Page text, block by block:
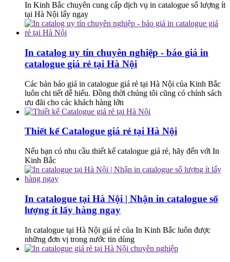
In Kinh Bắc chuyên cung cấp dịch vụ in catalogue số lượng ít
tại Hà Nội lấy ngay
In catalog uy tín chuyên nghiệp - báo giá in
catalogue giá rẻ tại Hà Nội
Các bản báo giá in catalogue giá rẻ tại Hà Nội của Kinh Bắc
luôn chi tiết dễ hiểu. Đồng thời chúng tôi cũng có chính sách
ưu đãi cho các khách hàng lớn
Thiết kế Catalogue giá rẻ tại Hà Nội
Nếu bạn có nhu cầu thiết kế catalogue giá rẻ, hãy đến với In
Kinh Bắc
In catalogue tại Hà Nội | Nhận in catalogue số
lượng ít lấy hàng ngay
In catalogue tại Hà Nội giá rẻ của In Kinh Bắc luôn được
những đơn vị trong nước tin dùng